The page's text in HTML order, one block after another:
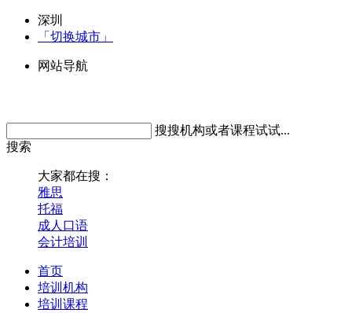
深圳
「切换城市」
网站导航
搜搜机构或者课程试试...
搜索
大家都在搜：
雅思
托福
成人口语
会计培训
首页
培训机构
培训课程